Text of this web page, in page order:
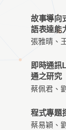
故事導向
語表達能
張雅晴、
即時通訊
通之研究
蔡佩君、
程式專題
蔡易穎、